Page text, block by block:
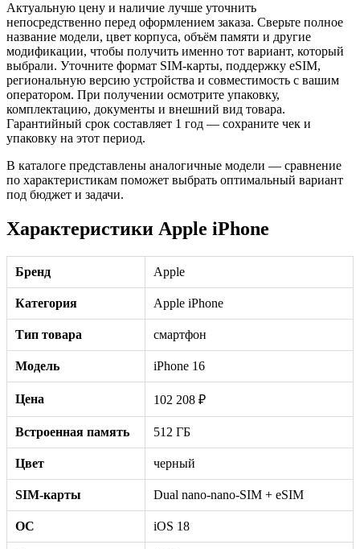
Актуальную цену и наличие лучше уточнить
непосредственно перед оформлением заказа. Сверьте полное
название модели, цвет корпуса, объём памяти и другие
модификации, чтобы получить именно тот вариант, который
выбрали. Уточните формат SIM-карты, поддержку eSIM,
региональную версию устройства и совместимость с вашим
оператором. При получении осмотрите упаковку,
комплектацию, документы и внешний вид товара.
Гарантийный срок составляет 1 год — сохраните чек и
упаковку на этот период.
В каталоге представлены аналогичные модели — сравнение
по характеристикам поможет выбрать оптимальный вариант
под бюджет и задачи.
Характеристики Apple iPhone
Бренд Apple
Категория Apple iPhone
Тип товара смартфон
Модель iPhone 16
Цена 102 208 ₽
Встроенная память 512 ГБ
Цвет черный
SIM-карты Dual nano-nano-SIM + eSIM
ОС iOS 18